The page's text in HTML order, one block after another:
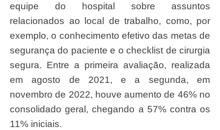
equipe do hospital sobre assuntos
relacionados ao local de trabalho, como, por
exemplo, o conhecimento efetivo das metas de
segurança do paciente e o checklist de cirurgia
segura. Entre a primeira avaliação, realizada
em agosto de 2021, e a segunda, em
novembro de 2022, houve aumento de 46% no
consolidado geral, chegando a 57% contra os
11% iniciais.